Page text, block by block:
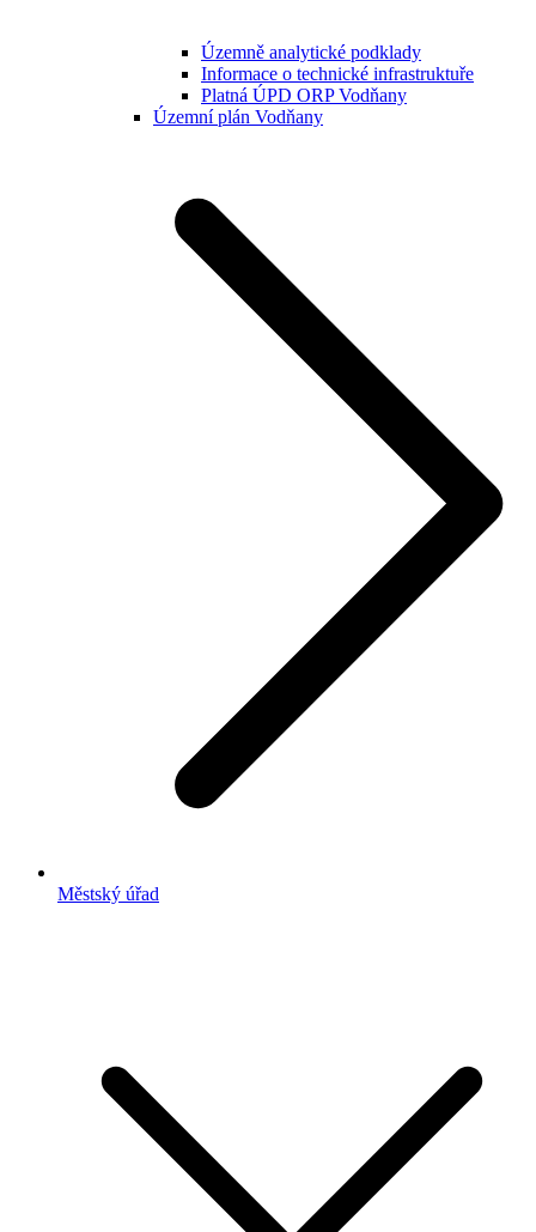
Územně analytické podklady
Informace o technické infrastruktuře
Platná ÚPD ORP Vodňany
Územní plán Vodňany
Městský úřad